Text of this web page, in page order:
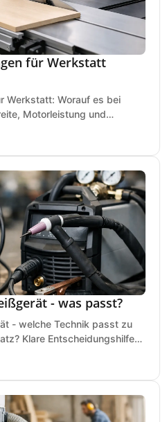
für Werkstatt
Werkstatt: Worauf es bei
Motorleistung und
- was passt?
- welche Technik passt zu
Klare Entscheidungshilfe